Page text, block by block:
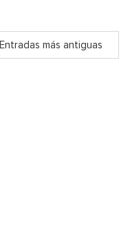
Entradas más antiguas